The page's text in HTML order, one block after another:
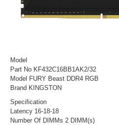
Model
Part No KF432C16BB1AK2/32
Model FURY Beast DDR4 RGB
Brand KINGSTON
Specification
Latency 16-18-18
Number Of DIMMs 2 DIMM(s)